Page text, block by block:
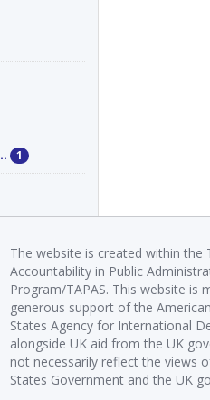
1
The website is created within the
Accountability in Public
Program/TAPAS. This website is
generous support of the
States Agency for International
alongside UK aid from the UK
not necessarily reflect the views
States Government and the UK